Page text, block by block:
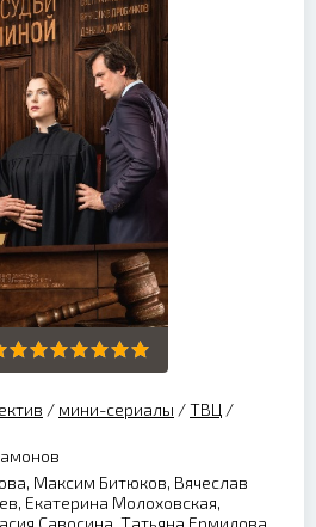
/ мини-сериалы /ТВЦ /
Максим Битюков, Вячеслав
Екатерина Молоховская,
Савосина, Татьяна Ермилова,